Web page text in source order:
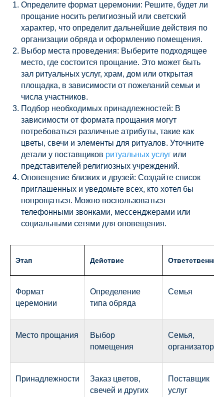
Определите формат церемонии: Решите, будет ли
прощание носить религиозный или светский
характер, что определит дальнейшие действия по
организации обряда и оформлению помещения.
Выбор места проведения: Выберите подходящее
место, где состоится прощание. Это может быть
зал ритуальных услуг, храм, дом или открытая
площадка, в зависимости от пожеланий семьи и
числа участников.
Подбор необходимых принадлежностей: В
зависимости от формата прощания могут
потребоваться различные атрибуты, такие как
цветы, свечи и элементы для ритуалов. Уточните
детали у поставщиков ритуальных услуг или
представителей религиозных учреждений.
Оповещение близких и друзей: Создайте список
приглашенных и уведомьте всех, кто хотел бы
попрощаться. Можно воспользоваться
телефонными звонками, мессенджерами или
социальными сетями для оповещения.
Этап Действие Ответственный
Формат
церемонии
Определение
типа обряда
Семья
Место прощания
Выбор
помещения
Семья,
организатор
Принадлежности
Заказ цветов,
свечей и других
Поставщик
услуг